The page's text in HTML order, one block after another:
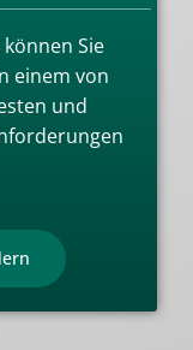
Sie
einem von
und